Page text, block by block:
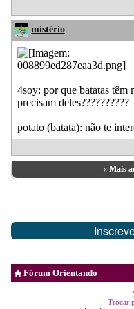
mistério
4soy: por que batatas têm
precisam deles??????????
potato (batata): não te
« Mais
Fórum Orientando
Trocar